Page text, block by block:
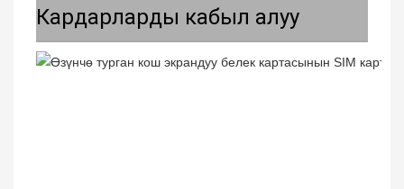
Кардарларды кабыл алуу